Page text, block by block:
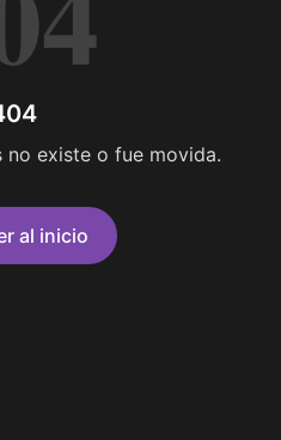
no existe o fue movida.
al inicio